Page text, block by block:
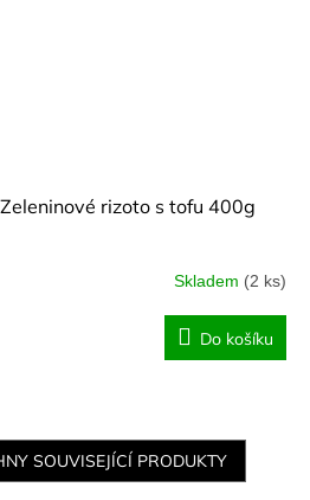
rizoto s tofu 400g
Skladem (2 ks)
Do košíku
SOUVISEJÍCÍ PRODUKTY